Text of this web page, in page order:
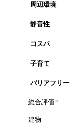
周辺環境
静音性
コスパ
子育て
バリアフリー
総合評価 *
建物